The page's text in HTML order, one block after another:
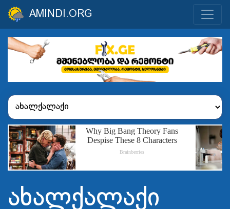
AMINDI.ORG
ახალქალაქი